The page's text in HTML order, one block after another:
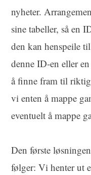
nyheter.
sine tabeller, så en
den kan henspeile
denne ID-en eller
å finne fram til
vi enten å mappe
eventuelt å mappe
Den første
følger: Vi henter ut